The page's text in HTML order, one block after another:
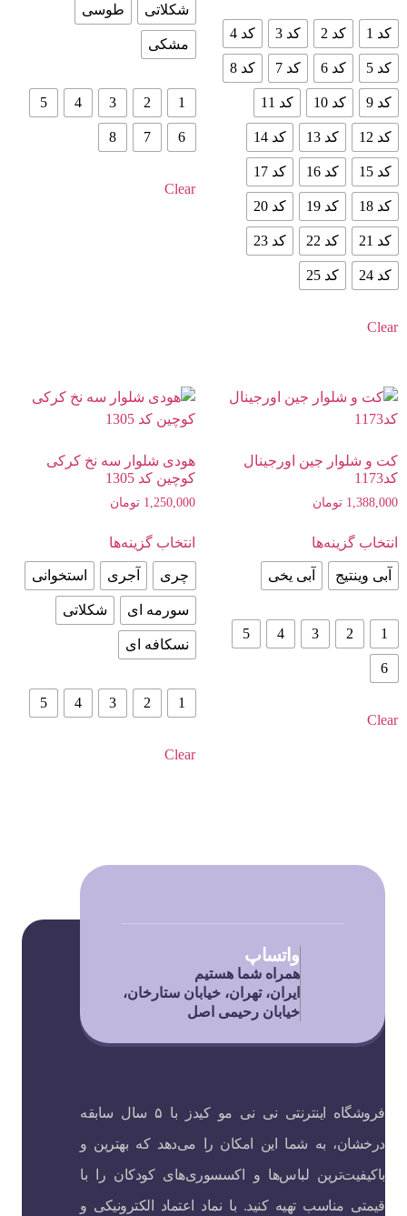
کد 1 کد 2 کد 3 کد 4
کد 5 کد 6 کد 7 کد 8
کد 9 کد 10 کد 11
کد 12 کد 13 کد 14
کد 15 کد 16 کد 17
کد 18 کد 19 کد 20
کد 21 کد 22 کد 23
کد 24 کد 25
Clear
شکلاتی طوسی
مشکی
1
2
3
4
5
6
7
8
Clear
کت و شلوار جین اورجینال
کد1173
1,388,000 تومان
انتخاب گزینه‌ها
آبی وینتیج آبی یخی
1
2
3
4
5
6
Clear
هودی شلوار سه نخ کرکی
کوچین کد 1305
1,250,000 تومان
انتخاب گزینه‌ها
چری آجری استخوانی
سورمه ای شکلاتی
نسکافه ای
1
2
3
4
5
Clear
ایران، تهران، خیابان ستارخان،
خیابان رحیمی اصل
واتساپ
همراه شما هستیم
فروشگاه اینترنتی نی نی مو کیدز با ۵ سال سابقه
درخشان، به شما این امکان را می‌دهد که بهترین و
باکیفیت‌ترین لباس‌ها و اکسسوری‌های کودکان را با
قیمتی مناسب تهیه کنید. با نماد اعتماد الکترونیکی و